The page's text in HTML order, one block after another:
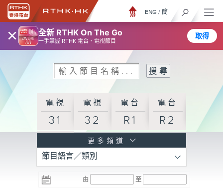
× 全新 RTHK On The Go
一手掌握 RTHK 電台、電視節目
取得
ENG / 簡
電視
31
電視
32
電台
R1
電台
R2
R3
電台 電台 電台
更多頻道
節目語言／類別
由 至